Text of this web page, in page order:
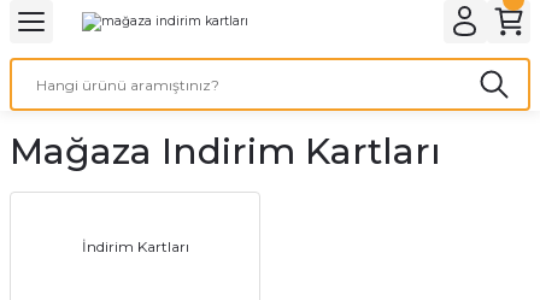
Geri Dön
Geri Dön
Geri Dön
Geri Dön
Ürünleri
Geri Dön
Geri Dön
Geri Dön
Mağaza Indirim Kartları
İndirim Kartları